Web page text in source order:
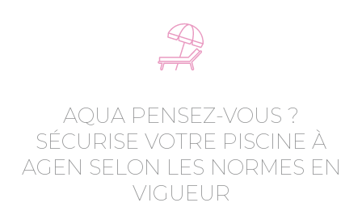
AQUA PENSEZ-VOUS ?
SÉCURISE VOTRE PISCINE À
AGEN SELON LES NORMES EN
VIGUEUR